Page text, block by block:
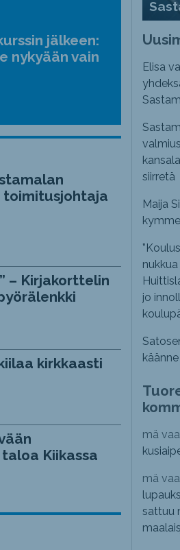
pienemmäksi.
jälkeen:
nykyään vain
toimitusjohtaja
– Kirjakorttelin
kirkkaasti
Kiikassa
Elisa
siirretä
Maija
nukkua
jo
mä
mä
sattuu